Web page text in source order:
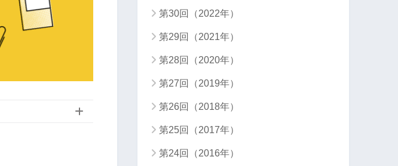
第30回（2022年）
第29回（2021年）
第28回（2020年）
第27回（2019年）
第26回（2018年）
第25回（2017年）
第24回（2016年）